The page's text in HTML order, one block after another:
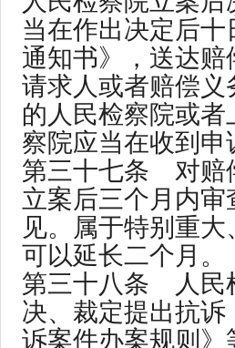
当在作出决定后
通知书》，送达
请求人或者赔偿
的人民检察院或
察院应当在收到
第三十七条 对赔
立案后三个月内
见。属于特别重
可以延长二个月。
第三十八条 人民
决、裁定提出抗
诉案件办案规则》